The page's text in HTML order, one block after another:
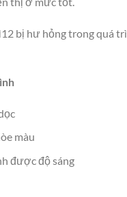
bị hư hỏng trong quá
màu
được độ sáng